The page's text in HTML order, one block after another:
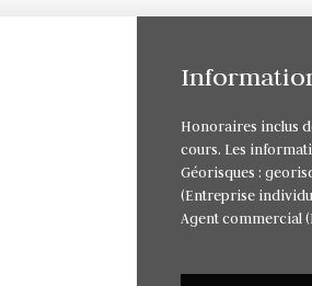
Honoraires inclus
cours. Les
Géorisques :
(Entreprise
Agent commercial